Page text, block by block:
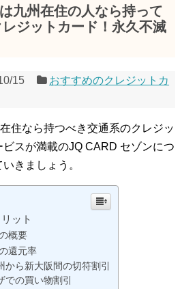
九州在住の人なら持って
ジットカード！永久不滅
15
おすすめのクレジットカ
住なら持つべき交通系のクレジッ
ビスが満載のJQ CARD セゾンにつ
きましょう。
ット
概要
還元率
から新大阪間の切符割引
での買い物割引